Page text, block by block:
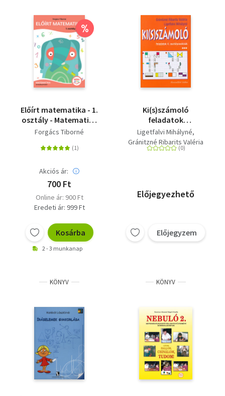
%
Előírt matematika - 1.
osztály - Matematika
gyakorló
Forgács Tiborné
Akciós ár:
700 Ft
Online ár: 900 Ft
Eredeti ár: 999 Ft
Kosárba
2 - 3 munkanap
Ki(s)számoló
feladatok
4.osztályosoknak
Ligetfalvi Mihályné
Gránitzné Ribarits Valéria
Előjegyezhető
Előjegyzem
KÖNYV KÖNYV